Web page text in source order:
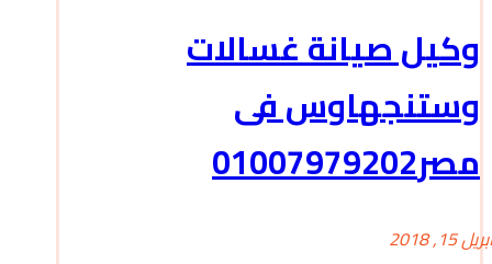
وكيل صيانة غسالات
وستنجهاوس فى
مصر01007979202
أبريل 15, 2018